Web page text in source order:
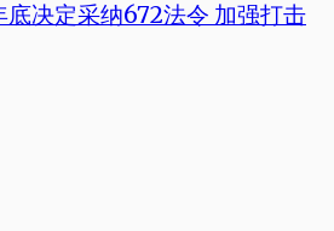
底决定采纳672法令 加强打击